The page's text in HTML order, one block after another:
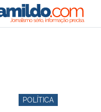
POLÍTICA